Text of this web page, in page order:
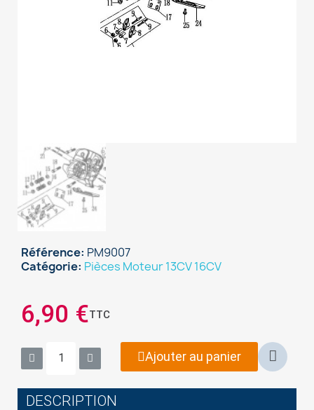
Référence PM9007
Catégorie Pièces Moteur 13CV 16CV
6,90 €TTC
Ajouter au panier
DESCRIPTION
Sign in
wish list.